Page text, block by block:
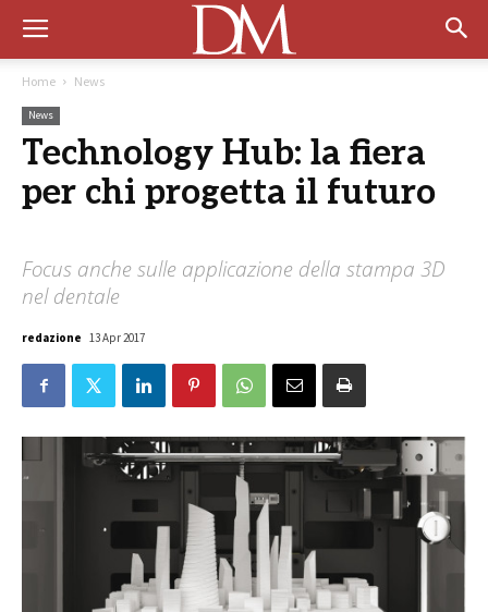
Home News
News
Technology Hub: la fiera
per chi progetta il futuro
Focus anche sulle applicazione della stampa 3D
nel dentale
redazione 13 Apr 2017